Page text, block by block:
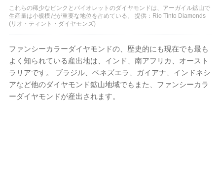
これらの稀少なピンクとバイオレットのダイヤモンドは、アーガイル鉱山で
生産量は小規模だが重要な地位を占めている。 提供：Rio Tinto Diamonds
(リオ・ティント・ダイヤモンズ)
ファンシーカラーダイヤモンドの、歴史的にも現在でも最も
よく知られている産出地は、インド、南アフリカ、オースト
ラリアです。 ブラジル、ベネズエラ、ガイアナ、インドネシ
アなど他のダイヤモンド鉱山地域でもまた、ファンシーカラ
ーダイヤモンドが産出されます。